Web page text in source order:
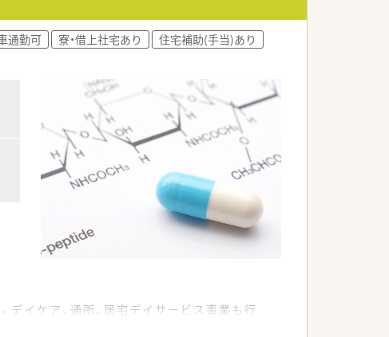
通勤可 寮・借上社宅あり
住宅補助(手当)あり
イケア、通所、居宅デイサービス事業も行